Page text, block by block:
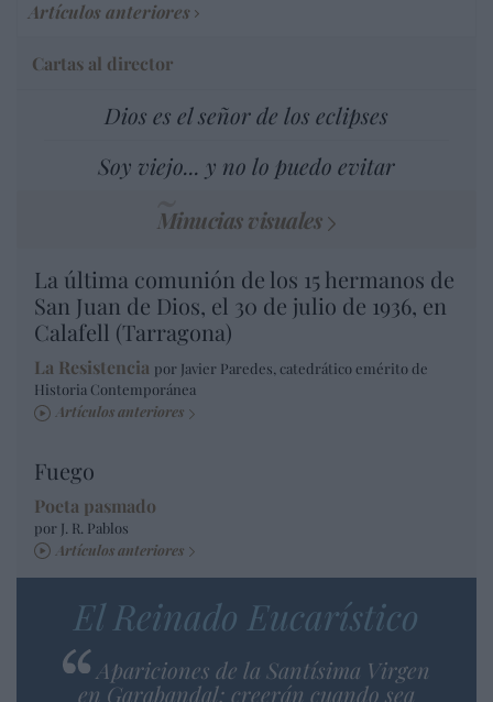
Artículos anteriores
Cartas al director
Dios es el señor de los eclipses
Soy viejo... y no lo puedo evitar
Minucias visuales
La última comunión de los 15 hermanos de
San Juan de Dios, el 30 de julio de 1936, en
Calafell (Tarragona)
La Resistencia por Javier Paredes, catedrático emérito de
Historia Contemporánea
Artículos anteriores
Fuego
Poeta pasmado
por J. R. Pablos
Artículos anteriores
El Reinado Eucarístico
Apariciones de la Santísima Virgen
en Garabandal: creerán cuando sea